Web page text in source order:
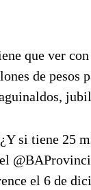
que ver
de pesos
si tiene 25
el 6 de